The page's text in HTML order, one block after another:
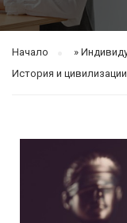
Начало »
История и